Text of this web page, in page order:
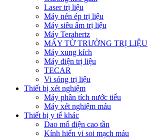
Laser trị liệu
Máy nén ép trị liệu
Máy siêu âm trị liệu
Máy Terahertz
MÁY TỪ TRƯỜNG TRỊ LIỆU
Máy xung kích
Máy điện trị liệu
TECAR
Vi sóng trị liệu
Thiết bị xét nghiệm
Máy phân tích nước tiểu
Máy xét nghiệm máu
Thiết bị y tế khác
Dao mổ điện cao tần
Kính hiển vi soi mạch máu